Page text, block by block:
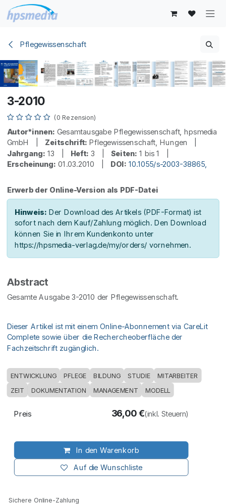
Zum Inhalt springen
Pflegewissenschaft
3-2010
(0 Rezension)
Autor*innen: Gesamtausgabe Pflegewissenschaft, hpsmedia
GmbH | Zeitschrift: Pflegewissenschaft, Hungen |
Jahrgang: 13 | Heft: 3 | Seiten: 1 bis 1 |
Erscheinung: 01.03.2010 | DOI: 10.1055/s-2003-38865,
Erwerb der Online-Version als PDF-Datei
Hinweis: Der Download des Artikels (PDF-Format) ist
sofort nach dem Kauf/Zahlung möglich. Den Download
können Sie in Ihrem Kundenkonto unter
https://hpsmedia-verlag.de/my/orders/ vornehmen.
Abstract
Gesamte Ausgabe 3-2010 der Pflegewissenschaft.
Dieser Artikel ist mit einem Online-Abonnement via CareLit
Complete sowie über die Rechercheoberfläche der
Fachzeitschrift zugänglich.
ENTWICKLUNG PFLEGE BILDUNG STUDIE MITARBEITER
ZEIT DOKUMENTATION MANAGEMENT MODELL
In den Warenkorb
Auf die Wunschliste
Preis 36,00€(inkl. Steuern)
Sichere Online-Zahlung